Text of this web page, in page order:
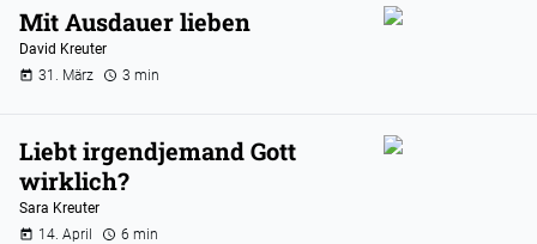
Mit Ausdauer lieben
David Kreuter
31. März
3 min
Liebt irgendjemand Gott
wirklich?
Sara Kreuter
14. April
6 min